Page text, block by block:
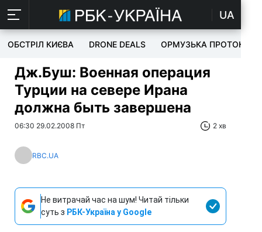
UA
ОБСТРІЛ КИЄВА DRONE DEALS ОРМУЗЬКА ПРОТОКА
Дж.Буш: Военная операция
Турции на севере Ирана
должна быть завершена
06:30 29.02.2008 Пт 2 хв
RBC.UA
Не витрачай час на шум! Читай тільки
суть з РБК-Україна у Google